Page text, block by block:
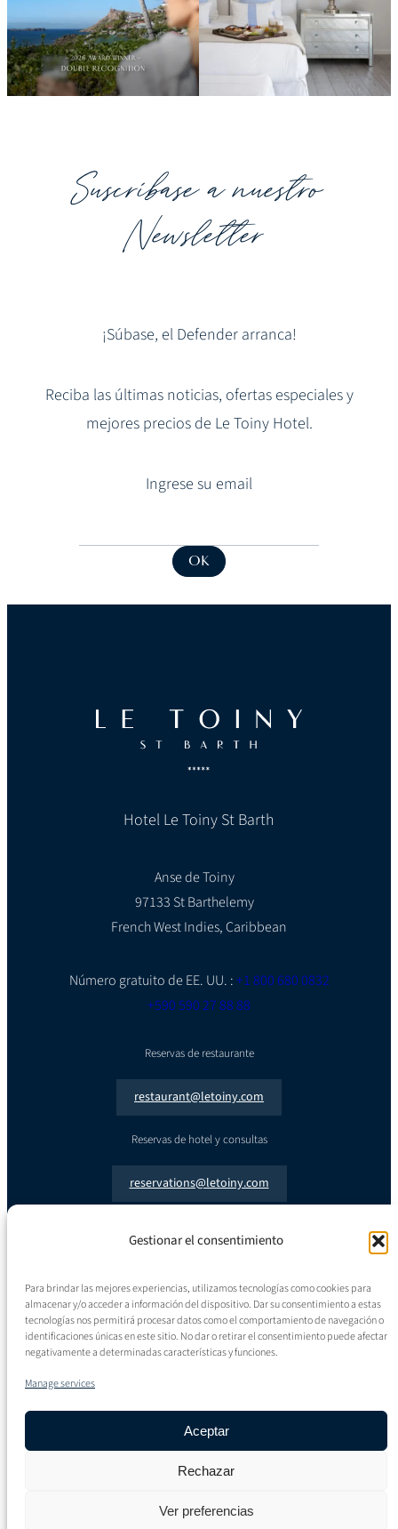
Gestionar el consentimiento
Para brindar las mejores experiencias, utilizamos tecnologías como cookies para
almacenar y/o acceder a información del dispositivo. Dar su consentimiento a estas
tecnologías nos permitirá procesar datos como el comportamiento de navegación o
identificaciones únicas en este sitio. No dar o retirar el consentimiento puede afectar
negativamente a determinadas características y funciones.
Manage services
Aceptar
Rechazar
Ver preferencias
Suscríbase a nuestro
Newsletter
¡Súbase, el Defender arranca!
Reciba las últimas noticias, ofertas especiales y
mejores precios de Le Toiny Hotel.
Ingrese su email
a
a
OK
Hotel Le Toiny St Barth
Anse de Toiny
97133 St Barthelemy
French West Indies, Caribbean
Número gratuito de EE. UU. :+1 800 680 0832
+590 590 27 88 88
Reservas de restaurante
restaurant@letoiny.com
Reservas de hotel y consultas
reservations@letoiny.com
Facebook
Instagram
About Relais & Châteaux
Política de privacidad
Cookie policy
Carrières